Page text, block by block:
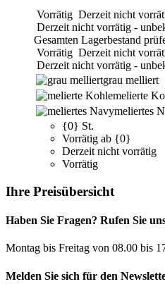
Vorrätig Derzeit nicht
Derzeit nicht vorrätig -
Gesamten Lagerbestand
Vorrätig Derzeit nicht
Derzeit nicht vorrätig -
grau melliert
melierte
meliertes
{0} St.
Vorrätig ab {0}
Derzeit nicht vorrätig
Vorrätig
Ihre Preisübersicht
Haben Sie Fragen? Rufen Sie
Montag bis Freitag von 08.00 bis
Melden Sie sich für den